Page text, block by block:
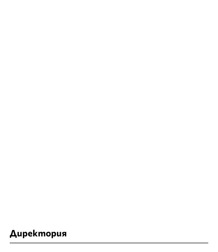
Директория